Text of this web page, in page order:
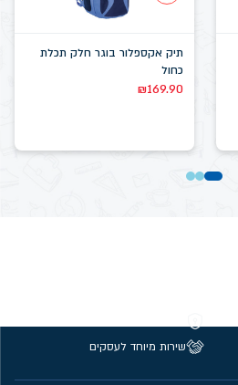
תיק אקספלור בוגר חלק תכלת
כחול
₪169.90
שירות מיוחד לעסקים